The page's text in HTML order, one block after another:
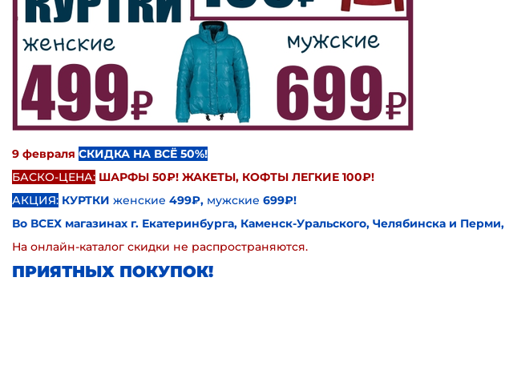
9 февраля СКИДКА НА ВСЁ 50%!
БАСКО-ЦЕНА: ШАРФЫ 50₽! ЖАКЕТЫ, КОФТЫ ЛЕГКИЕ 100₽!
АКЦИЯ: КУРТКИ женские 499₽, мужские 699₽!
Во ВСЕХ магазинах г. Екатеринбурга, Каменск-Уральского, Челябинска и Перми,
На онлайн-каталог скидки не распространяются.
ПРИЯТНЫХ ПОКУПОК!